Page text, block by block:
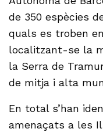
de 350 espècies
quals es troben
localitzant-se la
la Serra de
de mitja i alta
En total s’han
amenaçats a les